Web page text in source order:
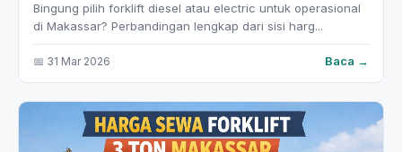
Bingung pilih forklift diesel atau electric untuk operasional
di Makassar? Perbandingan lengkap dari sisi harg...
📅 31 Mar 2026 Baca →